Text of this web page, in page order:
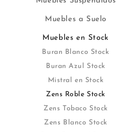
Muebles a Suelo
Muebles en Stock
Buran Blanco Stock
Buran Azul Stock
Mistral en Stock
Zens Roble Stock
Zens Tobaco Stock
Zens Blanco Stock